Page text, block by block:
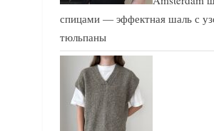
спицами — эффектная шаль с
тюльпаны